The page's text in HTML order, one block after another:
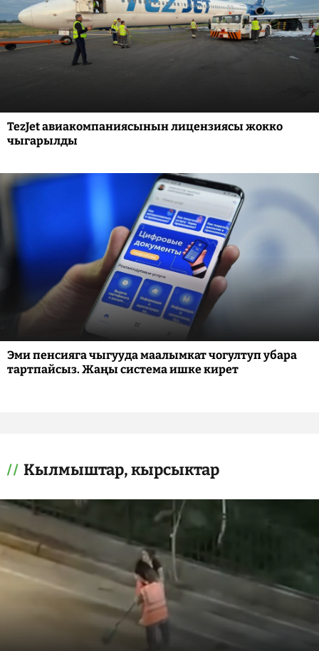
TezJet авиакомпаниясынын лицензиясы жокко
чыгарылды
Эми пенсияга чыгууда маалымкат чогултуп убара
тартпайсыз. Жаңы система ишке кирет
Кылмыштар, кырсыктар